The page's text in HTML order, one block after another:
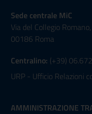
Sede centrale MiC
Via del Collegio
00186 Roma
Centralino: (+39)
URP - Ufficio Relazioni
AMMINISTRAZIONE